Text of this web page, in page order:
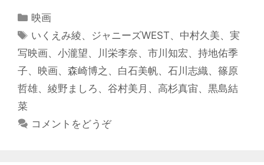
カ
テ
リ
ー
映画
タ
グ
いくえみ綾、 ジャニーズWEST、 中村久美、実
写映画、 小瀧望、 川栄李奈、 市川知宏、 持地佑季
子、 映画、 森崎博之 、 白石美帆、 石川志織、 篠原
哲雄、 綾野ましろ 、 谷村美月 、 高杉真宙、 黒島結
菜
コメントをどうぞ